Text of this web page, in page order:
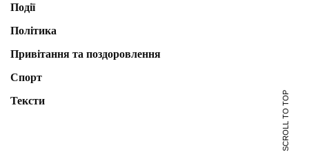
Події
Політика
Привітання та поздоровлення
Спорт
Тексти
SCROLL TO TOP